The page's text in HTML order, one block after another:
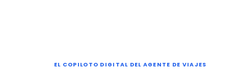
EL COPILOTO DIGITAL DEL AGENTE DE VIAJES